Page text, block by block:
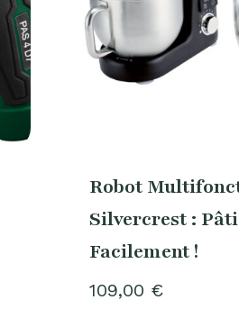
Robot
Silvercrest :
Facilement !
109,00 €